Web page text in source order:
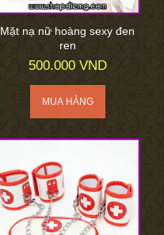
Mặt nạ nữ hoàng sexy đen
ren
500.000 VND